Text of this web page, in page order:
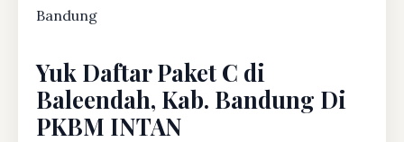
Bandung
Yuk Daftar Paket C di
Baleendah, Kab. Bandung Di
PKBM INTAN